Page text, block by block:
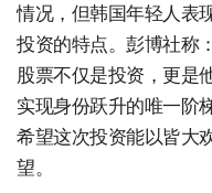
情况，但韩国年轻人表
投资的特点。彭博社称
股票不仅是投资，更是
实现身份跃升的唯一阶
希望这次投资能以皆大
望。